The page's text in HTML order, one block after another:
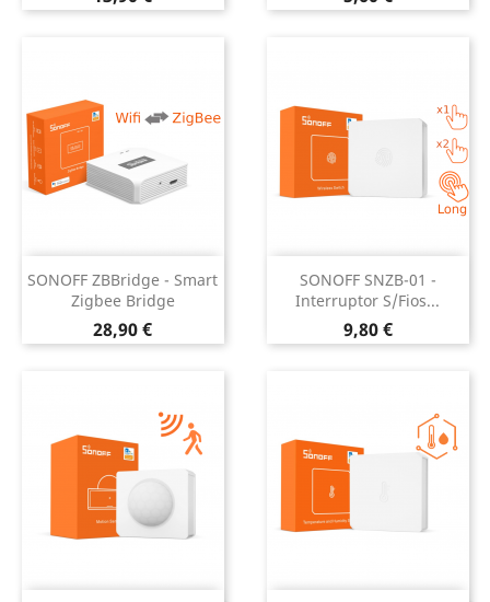
SONOFF ZBBridge - Smart
Zigbee Bridge
Preço
28,90 €
SONOFF SNZB-01 -
Interruptor S/fios...
Preço
9,80 €